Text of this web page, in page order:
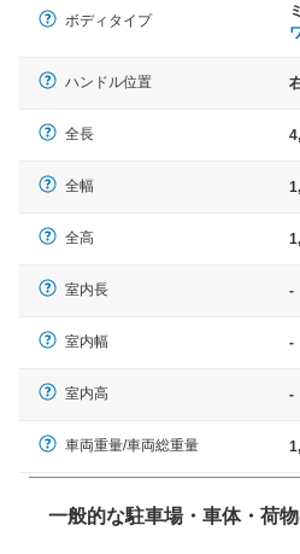
ボディタイプ
ハンドル位置
全長
全幅
全高
室内長 -
室内幅 -
室内高 -
車両重量/車両総重量
一般的な駐車場・車体・荷